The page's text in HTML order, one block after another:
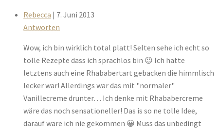
Rebecca | 7. Juni 2013
Antworten
Wow, ich bin wirklich total platt! Selten sehe ich echt so
tolle Rezepte dass ich sprachlos bin 😉 Ich hatte
letztens auch eine Rhababertart gebacken die himmlisch
lecker war! Allerdings war das mit "normaler"
Vanillecreme drunter… Ich denke mit Rhababercreme
wäre das noch sensationeller! Das is so ne tolle Idee,
darauf wäre ich nie gekommen 😀 Muss das unbedingt